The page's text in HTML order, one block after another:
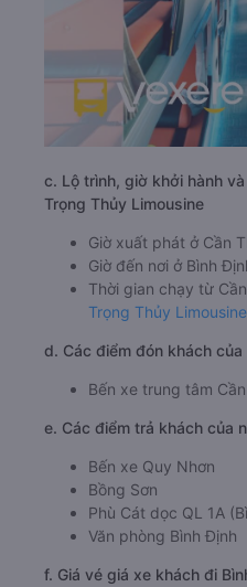
c. Lộ trình, giờ khởi hành
Trọng Thủy Limousine
Giờ xuất phát ở Cần
Giờ đến nơi ở Bình
Thời gian chạy từ
Trọng Thủy Limousine
d. Các điểm đón khách
Bến xe trung tâm
e. Các điểm trả khách của
Bến xe Quy Nhơn
Bồng Sơn
Phù Cát dọc QL 1A
Văn phòng Bình Định
f. Giá vé giá xe khách đi